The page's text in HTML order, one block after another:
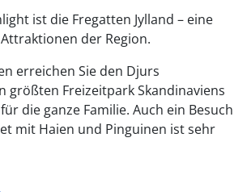
ist die Fregatten Jylland – eine
der Region.
erreichen Sie den Djurs
größten Freizeitpark Skandinaviens
die ganze Familie. Auch ein Besuch
mit Haien und Pinguinen ist sehr